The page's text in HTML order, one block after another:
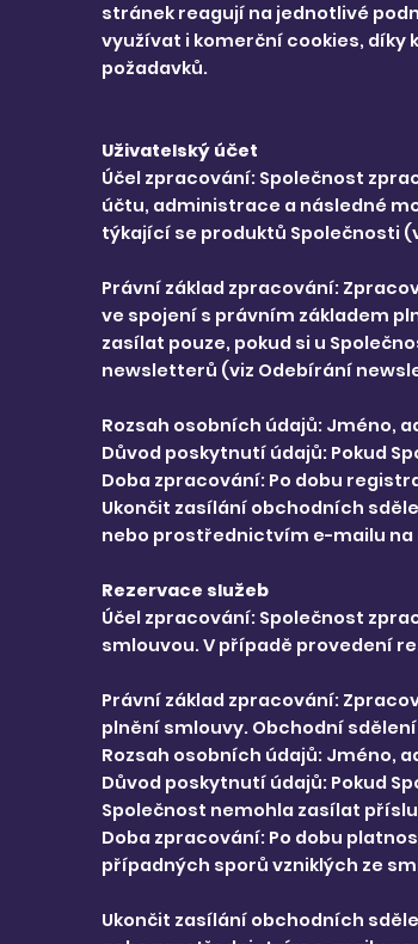
stránek reagují na jednotlivé
využívat i komerční cookies, díky
požadavků.
Uživatelský účet
Účel zpracování: Společnost
účtu, administrace a následné
týkající se produktů Společnosti
Právní základ zpracování:
ve spojení s právním základem
zasílat pouze, pokud si u
newsletterů (viz Odebírání
Rozsah osobních údajů: Jméno,
Důvod poskytnutí údajů: Pokud
Doba zpracování: Po dobu
Ukončit zasílání obchodních
nebo prostřednictvím e-mailu
Rezervace služeb
Účel zpracování: Společnost
smlouvou. V případě provedení
Právní základ zpracování:
plnění smlouvy. Obchodní
Rozsah osobních údajů: Jméno,
Důvod poskytnutí údajů: Pokud
Společnost nemohla zasílat
Doba zpracování: Po dobu
případných sporů vzniklých ze
Ukončit zasílání obchodních